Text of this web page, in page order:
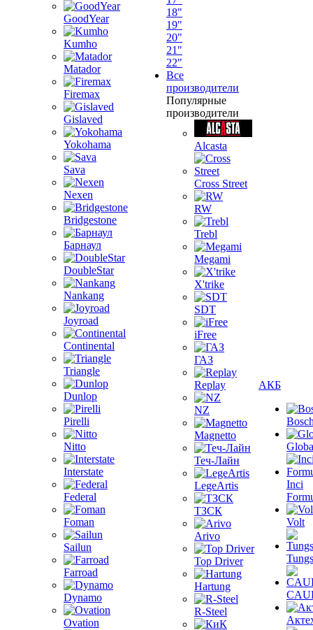
GoodYear
Kumho
Matador
Firemax
Gislaved
Yokohama
Sava
Nexen
Bridgestone
Барнаул
DoubleStar
Nankang
Joyroad
Continental
Triangle
Dunlop
Pirelli
Nitto
Interstate
Federal
Foman
Sailun
Farroad
Dynamo
Ovation
18"
19"
20"
21"
22"
Все
производители
Популярные
производители
Alcasta
Cross Street
RW
Trebl
Megami
X'trike
SDT
iFree
ГАЗ
Replay
NZ
Magnetto
Теч-Лайн
LegeArtis
ТЗСК
Arivo
Top Driver
Hartung
R-Steel
АКБ
Inci
Volt